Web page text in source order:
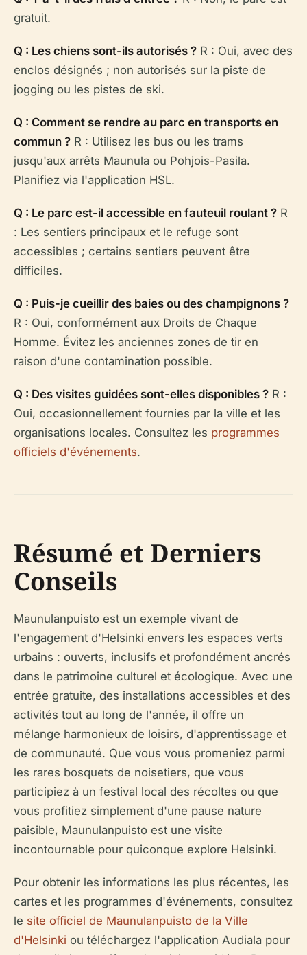
gratuit.
Q : Les chiens sont-ils autorisés ? R : Oui, avec des
enclos désignés ; non autorisés sur la piste de
jogging ou les pistes de ski.
Q : Comment se rendre au parc en transports en
commun ? R : Utilisez les bus ou les trams
jusqu'aux arrêts Maunula ou Pohjois-Pasila.
Planifiez via l'application HSL.
Q : Le parc est-il accessible en fauteuil roulant ? R
: Les sentiers principaux et le refuge sont
accessibles ; certains sentiers peuvent être
difficiles.
Q : Puis-je cueillir des baies ou des champignons ?
R : Oui, conformément aux Droits de Chaque
Homme. Évitez les anciennes zones de tir en
raison d'une contamination possible.
Q : Des visites guidées sont-elles disponibles ? R :
Oui, occasionnellement fournies par la ville et les
organisations locales. Consultez les programmes
officiels d'événements.
Résumé et Derniers
Conseils
Maunulanpuisto est un exemple vivant de
l'engagement d'Helsinki envers les espaces verts
urbains : ouverts, inclusifs et profondément ancrés
dans le patrimoine culturel et écologique. Avec une
entrée gratuite, des installations accessibles et des
activités tout au long de l'année, il offre un
mélange harmonieux de loisirs, d'apprentissage et
de communauté. Que vous vous promeniez parmi
les rares bosquets de noisetiers, que vous
participiez à un festival local des récoltes ou que
vous profitiez simplement d'une pause nature
paisible, Maunulanpuisto est une visite
incontournable pour quiconque explore Helsinki.
Pour obtenir les informations les plus récentes, les
cartes et les programmes d'événements, consultez
le site officiel de Maunulanpuisto de la Ville
d'Helsinki ou téléchargez l'application Audiala pour